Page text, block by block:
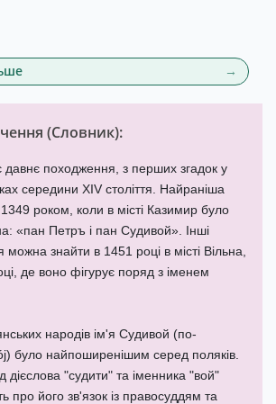
(Словник):
походження, з перших згадок у
середини XIV століття. Найраніша
1349 роком, коли в місті Казимир було
«пан Петръ і пан Судивой». Інші
можна знайти в 1451 році в місті Вільна,
де воно фігурує поряд з іменем
народів ім'я Судивой (по-
було найпоширенішим серед поляків.
дієслова "судити" та іменника "вой"
про його зв'язок із правосуддям та